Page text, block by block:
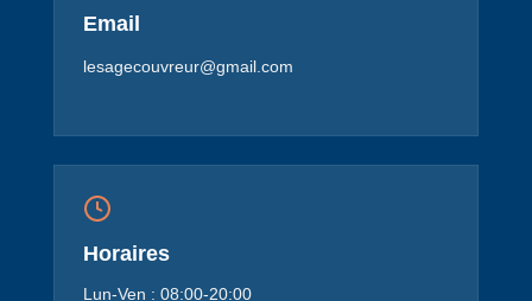
Email
lesagecouvreur@gmail.com
Horaires
Lun-Ven : 08:00-20:00